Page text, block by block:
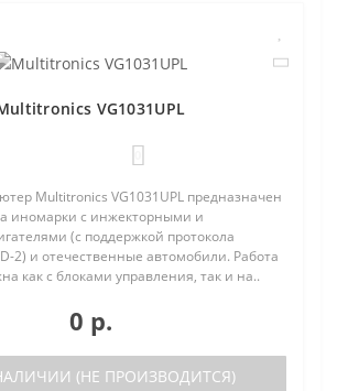
VG1031UPL
Multitronics VG1031UPL предназначен
иномарки с инжекторными и
(с поддержкой протокола
2) и отечественные автомобили. Работа
как с блоками управления, так и на..
0 р.
(НЕ ПРОИЗВОДИТСЯ)